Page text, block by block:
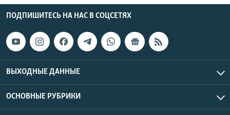
ПОДПИШИТЕСЬ НА НАС В СОЦСЕТЯХ
ВЫХОДНЫЕ ДАННЫЕ
ОСНОВНЫЕ РУБРИКИ